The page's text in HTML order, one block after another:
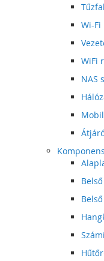
Tűzfal
Wi-
WiFi
NAS